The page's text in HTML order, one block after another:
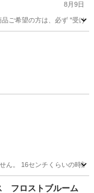
8月9日
ご希望の方は、必ず "受け
ん。 16センチくらいの時購
フロストブルーム